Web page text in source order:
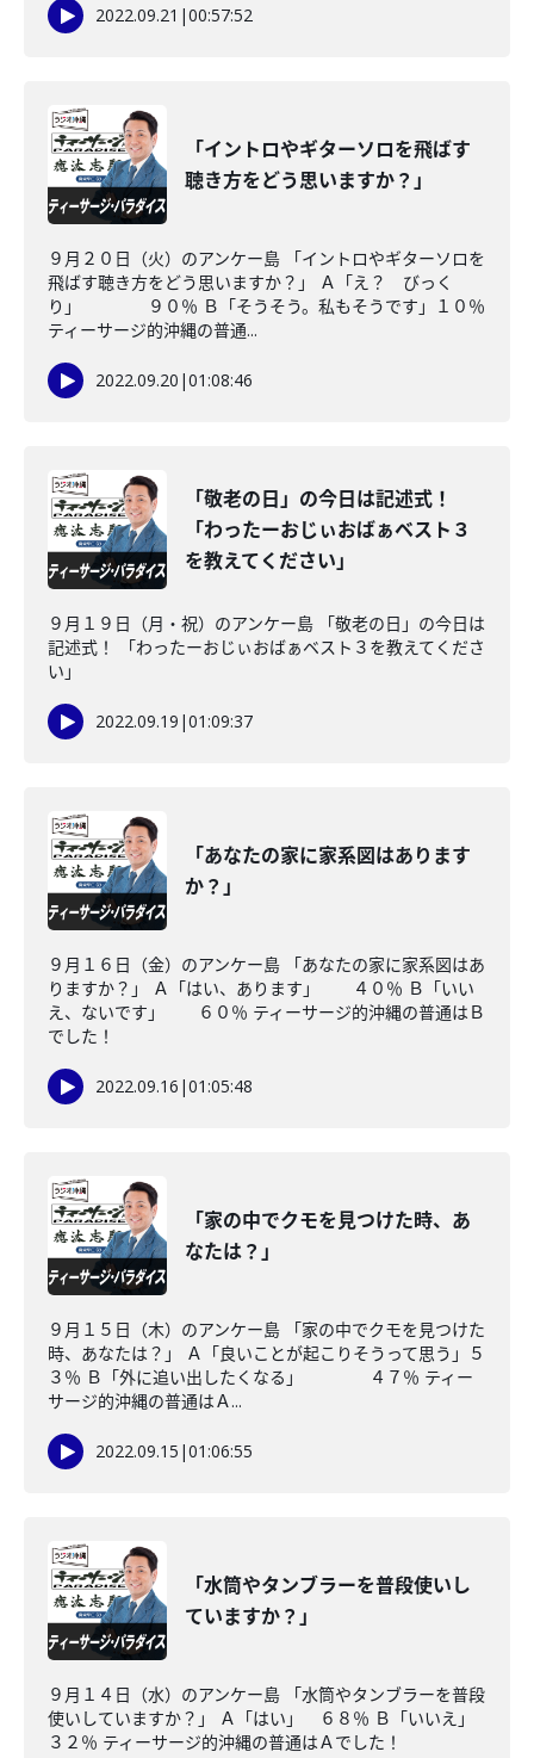
2022.09.21 |00:57:52
「イントロやギターソロを飛ばす
聴き方をどう思いますか？」
９月２０日（火）のアンケー島 「イントロやギターソロを
飛ばす聴き方をどう思いますか？」 Ａ「え？ びっく
り」 ９０％ Ｂ「そうそう。私もそうです」１０％
ティーサージ的沖縄の普通...
2022.09.20 |01:08:46
「敬老の日」の今日は記述式！
「わったーおじぃおばぁベスト３
を教えてください」
９月１９日（月・祝）のアンケー島 「敬老の日」の今日は
記述式！ 「わったーおじぃおばぁベスト３を教えてくださ
い」
2022.09.19 |01:09:37
「あなたの家に家系図はあります
か？」
９月１６日（金）のアンケー島 「あなたの家に家系図はあ
りますか？」 Ａ「はい、あります」 ４０％ Ｂ「いい
え、ないです」 ６０％ ティーサージ的沖縄の普通はＢ
でした！
2022.09.16 |01:05:48
「家の中でクモを見つけた時、あ
なたは？」
９月１５日（木）のアンケー島 「家の中でクモを見つけた
時、あなたは？」 Ａ「良いことが起こりそうって思う」５
３％ Ｂ「外に追い出したくなる」 ４７％ ティー
サージ的沖縄の普通はＡ...
2022.09.15 |01:06:55
「水筒やタンブラーを普段使いし
ていますか？」
９月１４日（水）のアンケー島 「水筒やタンブラーを普段
使いしていますか？」 Ａ「はい」 ６８％ Ｂ「いいえ」
３２％ ティーサージ的沖縄の普通はＡでした！